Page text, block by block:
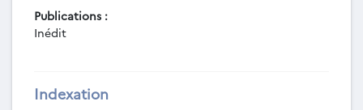
Publications :
Inédit
Indexation